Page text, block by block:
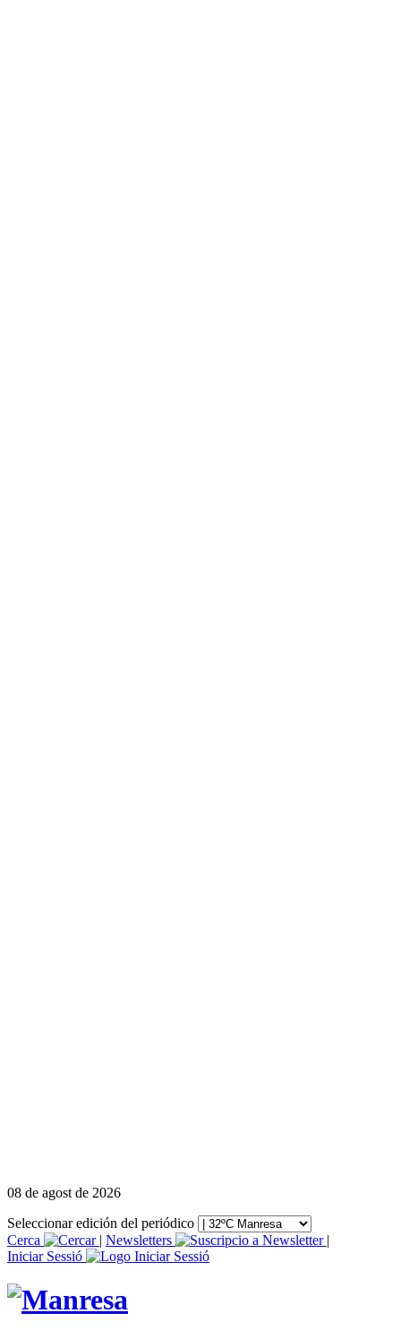
08 de agost de 2026
Seleccionar edición del periódico
Cerca
| Newsletters
|
Iniciar Sessió